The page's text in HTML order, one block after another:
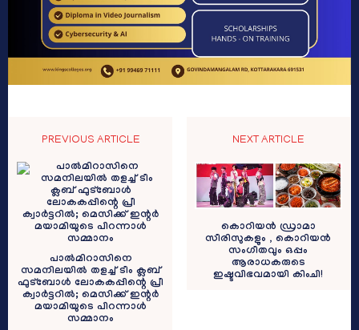
PREVIOUS ARTICLE
പാല്‍മിറാസിനെ
സമനിലയില്‍ തളച്ച് ടീം ക്ലബ്
ഫുട്‌ബോള്‍ ലോകകപ്പിന്റെ പ്രീ
ക്വാര്‍ട്ടറില്‍; മെസിക്ക് ഇന്റര്‍
മയാമിയുടെ പിറന്നാള്‍
സമ്മാനം
NEXT ARTICLE
കൊറിയൻ ഡ്രാമാ
സീരിസുകളും , കൊറിയൻ
സംഗീതവും ഒപ്പം
ആരാധകരുടെ
ഇഷ്ടവിഭവമായി കിംചി!